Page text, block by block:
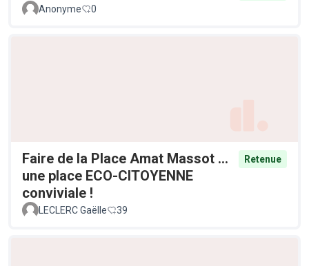
Anonyme
0
Faire de la Place Amat Massot ...
une place ECO-CITOYENNE
conviviale !
Retenue
LECLERC Gaëlle 39